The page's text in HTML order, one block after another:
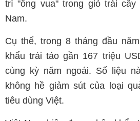
trí "ông vua" trong giỏ trái cây
Nam.
Cụ thể, trong 8 tháng đầu
khẩu trái táo gần 167 triệu
cùng kỳ năm ngoái. Số liệu
không hề giảm sút của loại
tiêu dùng Việt.